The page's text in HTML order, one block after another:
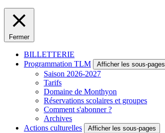
Fermer
BILLETTERIE
Programmation TLM
Afficher les sous-pages
Saison 2026-2027
Tarifs
Domaine de Monthyon
Réservations scolaires et groupes
Comment s'abonner ?
Archives
Actions culturelles
Afficher les sous-pages